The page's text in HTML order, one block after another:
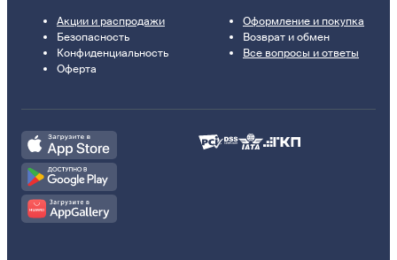
Акции и распродажи
Безопасность
Конфиденциальность
Оферта
Оформление и покупка
Возврат и обмен
Все вопросы и ответы